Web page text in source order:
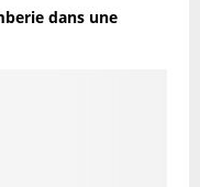
dans une